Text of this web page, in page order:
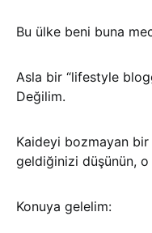
Bu ülke beni buna
Asla bir “lifestyle
Değilim.
Kaideyi bozmayan
geldiğinizi düşünün, o
Konuya gelelim: